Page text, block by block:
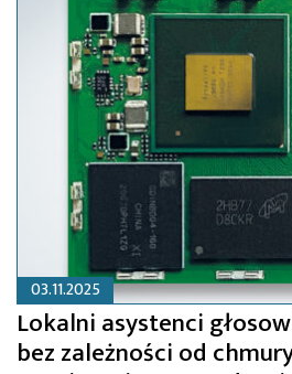
03.11.2025
Lokalni asystenci
bez zależności od